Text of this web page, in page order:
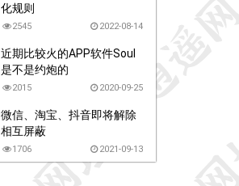
化规则
2545 2022-08-14
近期比较火的APP软件Soul
是不是约炮的
2015 2020-09-25
微信、淘宝、抖音即将解除
相互屏蔽
1706 2021-09-13